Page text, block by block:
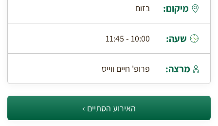
מיקום: בזום
שעה: 10:00 - 11:45
מרצה: פרופ' חיים ווייס
האירוע הסתיים